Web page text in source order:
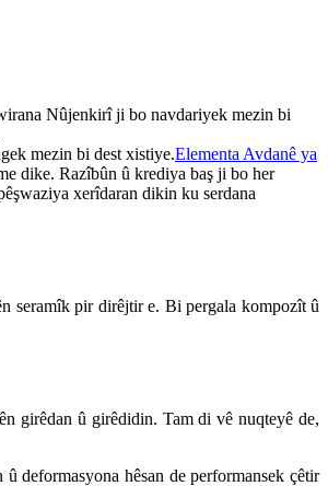
Nûjenkirî ji bo navdariyek mezin bi
mezin bi dest xistiye.Elementa Avdanê ya
dike. Razîbûn û krediya baş ji bo her
xerîdaran dikin ku serdana
seramîk pir dirêjtir e. Bi pergala kompozît û
girêdan û girêdidin. Tam di vê nuqteyê de,
deformasyona hêsan de performansek çêtir